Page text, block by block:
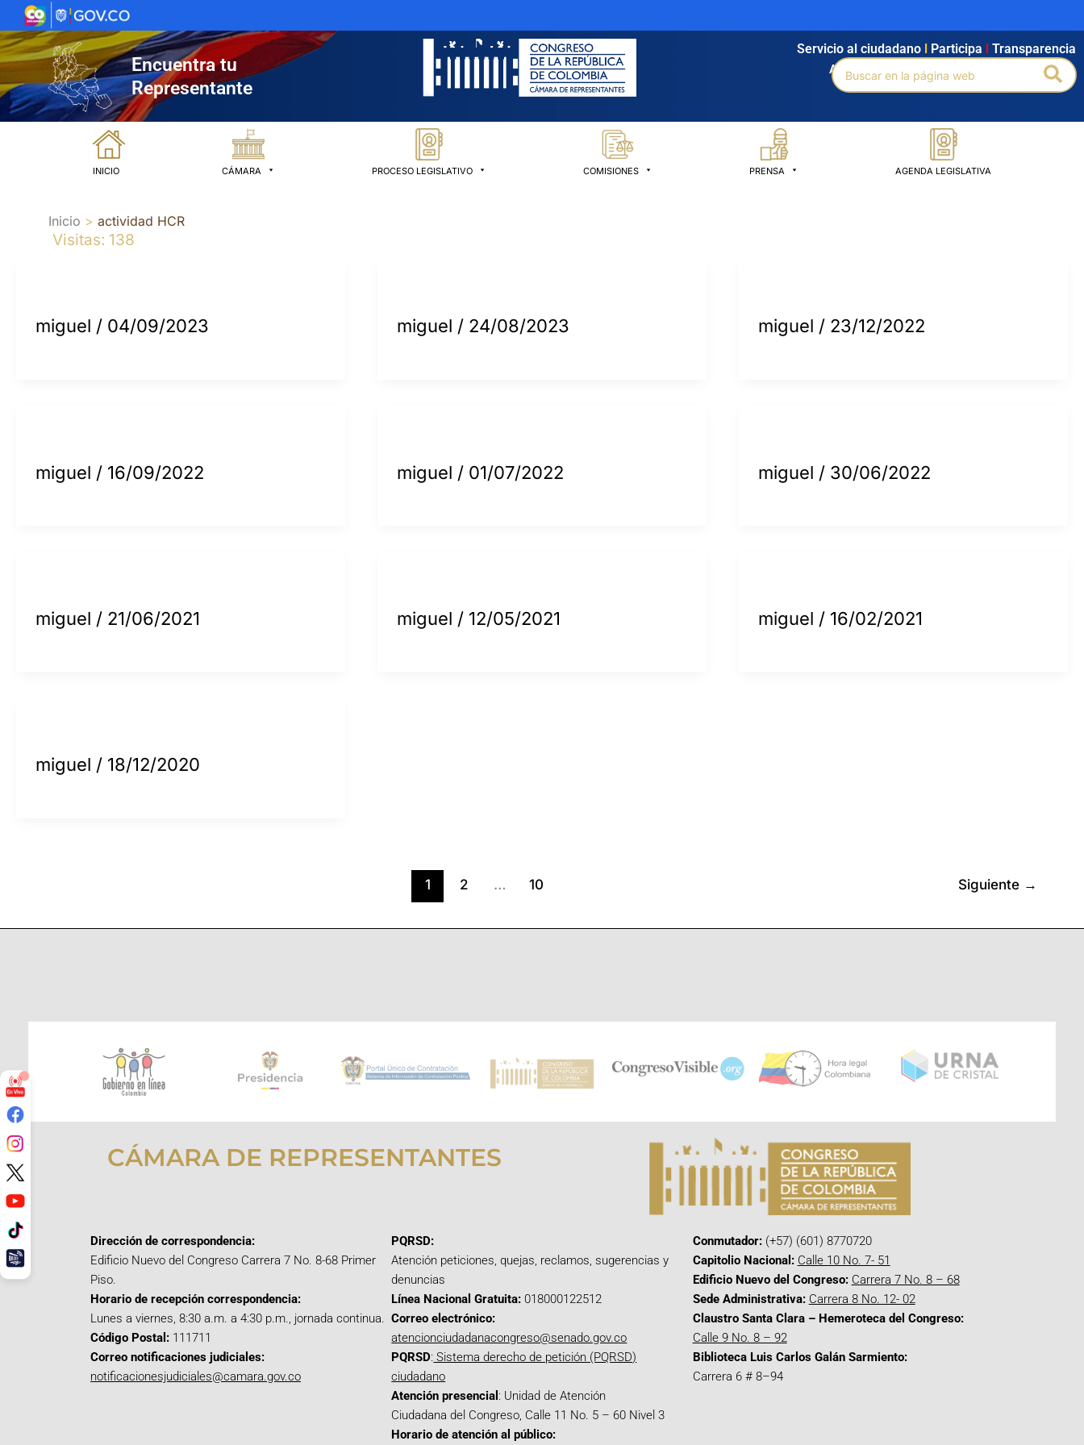
al
contenido
Encuentra tu
Representante
Agendamiento Intranet Búsqueda avanzada
Servicio al ciudadano Participa Transparencia
Buscar
por:
INICIO CÁMARA PROCESO LEGISLATIVO COMISIONES PRENSA AGENDA LEGISLATIVA
Inicio actividad HCR
Visitas: 138
miguel / 04/09/2023 miguel / 24/08/2023 miguel / 23/12/2022
miguel / 16/09/2022 miguel / 01/07/2022 miguel / 30/06/2022
miguel / 21/06/2021 miguel / 12/05/2021 miguel / 16/02/2021
miguel / 18/12/2020
1 2 … 10 Siguiente →
CÁMARA DE REPRESENTANTES
Dirección de correspondencia:
Edificio Nuevo del Congreso Carrera 7 No. 8-68 Primer
Piso.
Horario de recepción correspondencia:
Lunes a viernes, 8:30 a.m. a 4:30 p.m., jornada continua.
Código Postal: 111711
Correo notificaciones judiciales:
notificacionesjudiciales@camara.gov.co
PQRSD:
Atención peticiones, quejas, reclamos, sugerencias y
denuncias
Línea Nacional Gratuita: 018000122512
Correo electrónico:
atencionciudadanacongreso@senado.gov.co
PQRSD: Sistema derecho de petición (PQRSD)
ciudadano
Atención presencial : Unidad de Atención
Ciudadana del Congreso, Calle 11 No. 5 – 60 Nivel 3
Horario de atención al público:
Conmutador:(+57) (601) 8770720
Capitolio Nacional: Calle 10 No. 7- 51
Edificio Nuevo del Congreso: Carrera 7 No. 8 – 68
Sede Administrativa: Carrera 8 No. 12- 02
Claustro Santa Clara – Hemeroteca del Congreso:
Calle 9 No. 8 – 92
Biblioteca Luis Carlos Galán Sarmiento:
Carrera 6 # 8–94